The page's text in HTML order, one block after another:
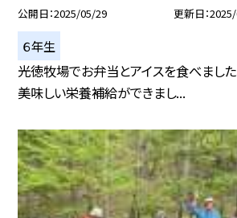
公開日 2025/05/29 更新日
６年生
光徳牧場でお弁当とアイスを食べました
美味しい栄養補給ができまし...